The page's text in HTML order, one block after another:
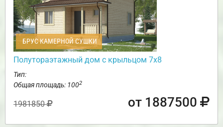
БРУС КАМЕРНОЙ СУШКИ
Полутораэтажный дом с крыльцом 7х8
Тип:
Общая площадь: 1002
1981850 от 1887500